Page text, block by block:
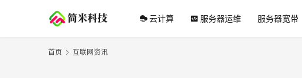
云计算 服务器运维 服务器宽带
首页 互联网资讯